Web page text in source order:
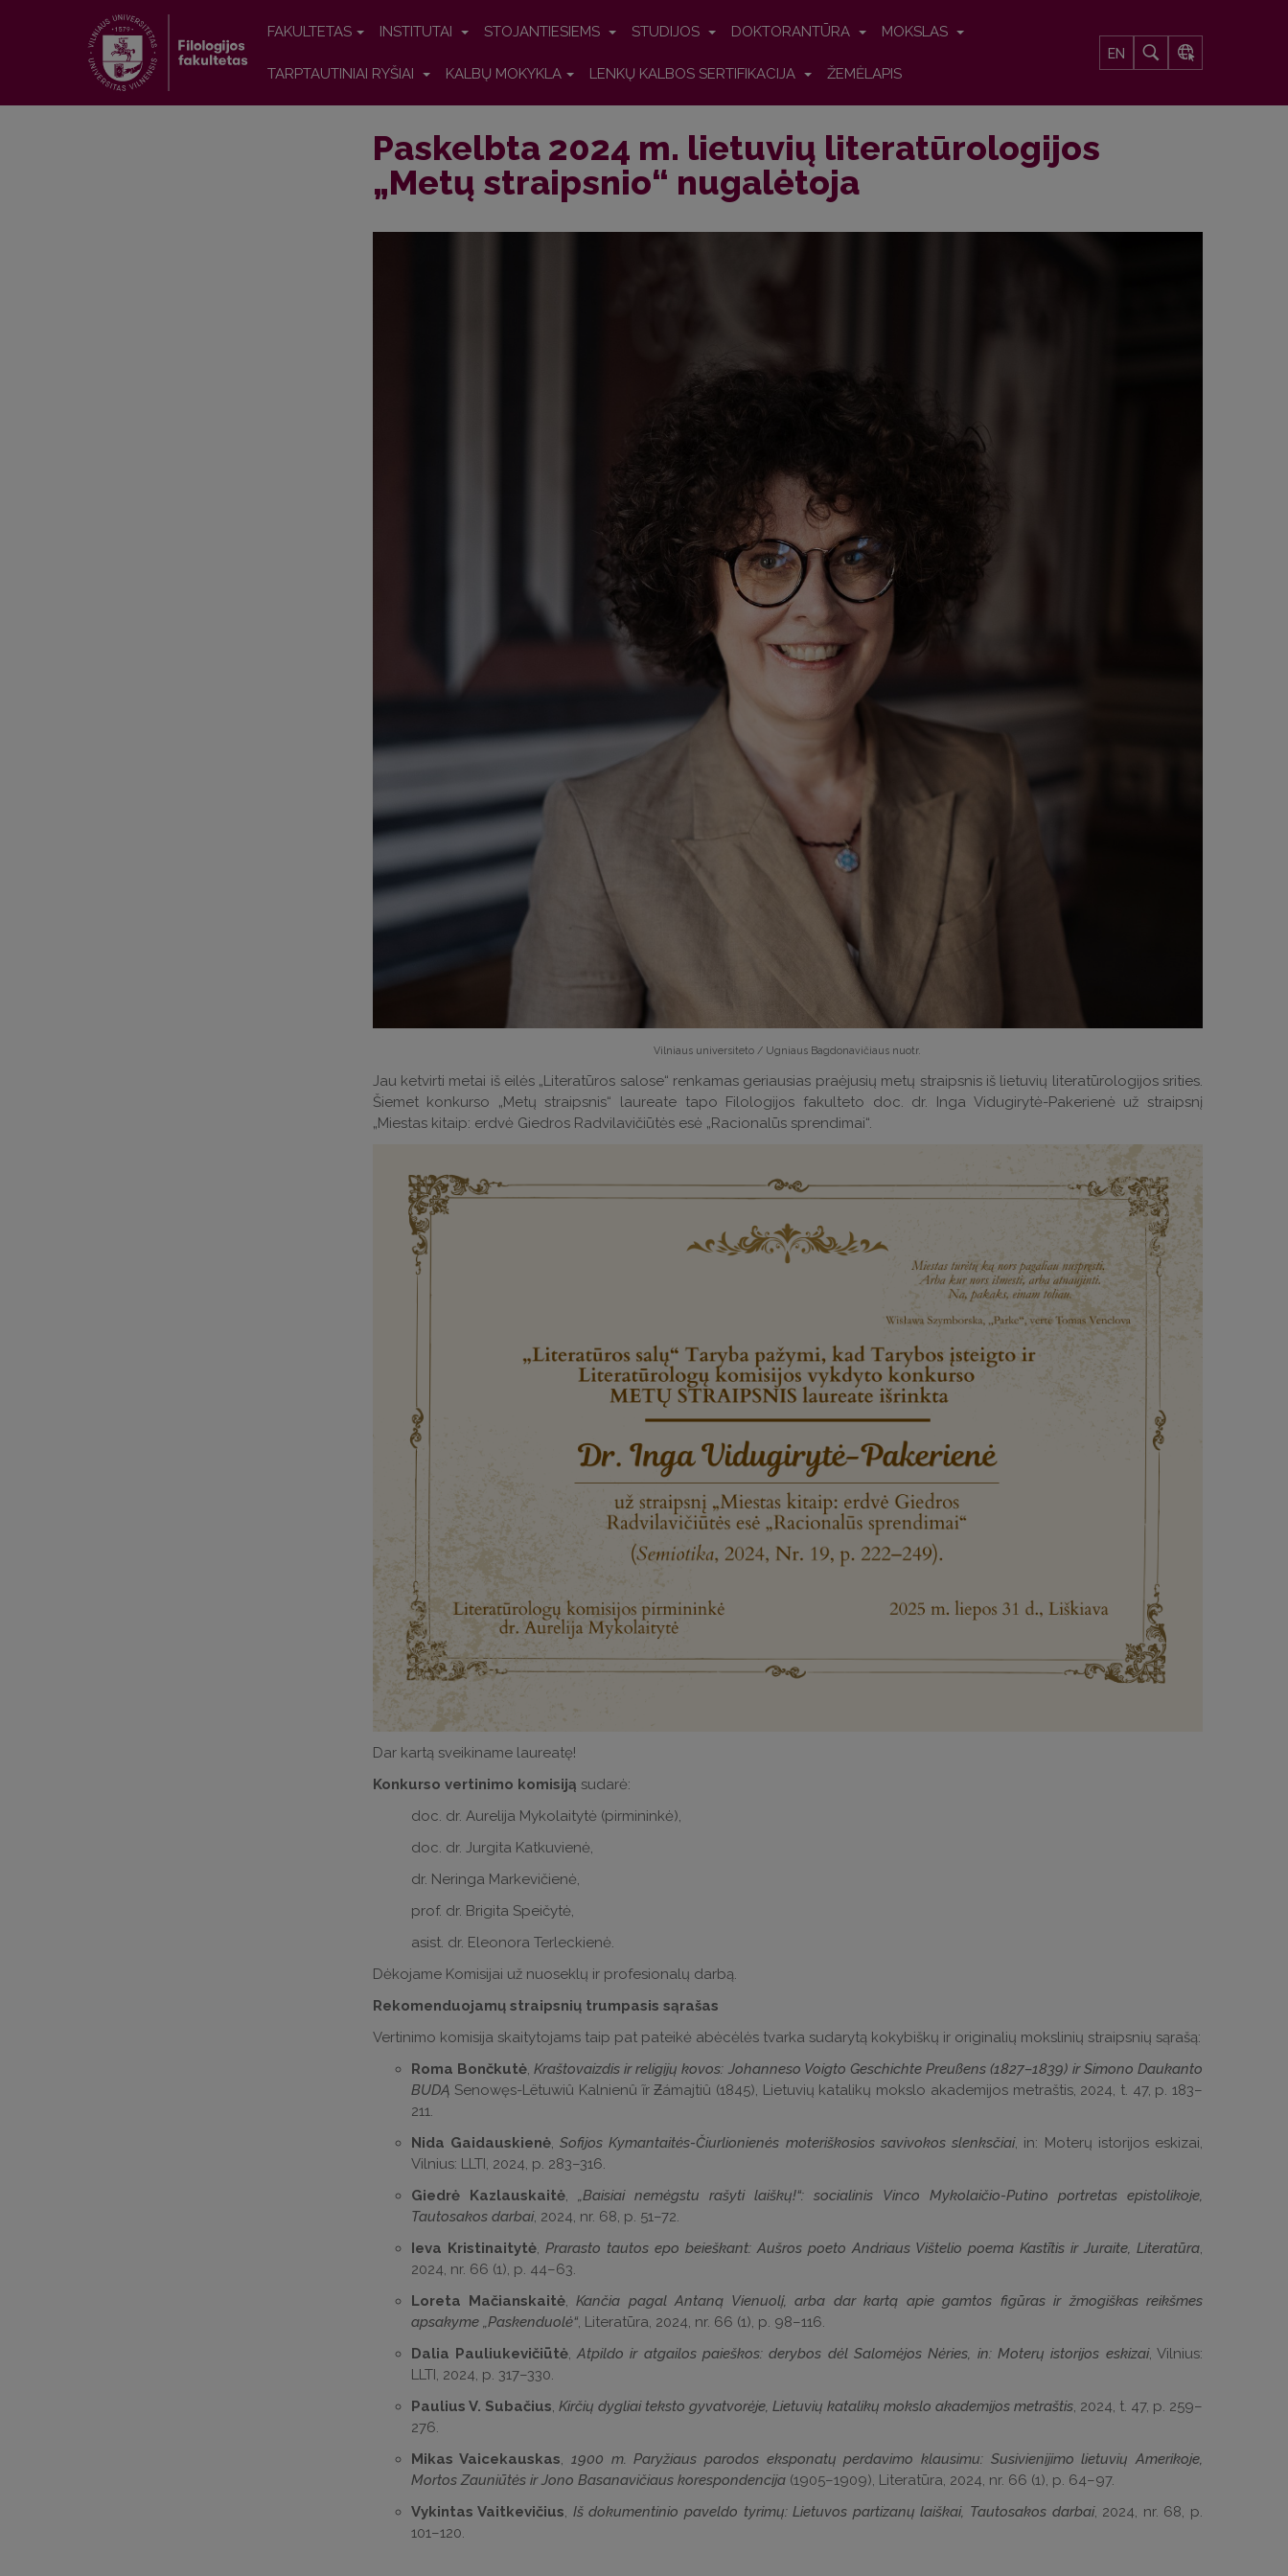
FAKULTETAS INSTITUTAI STOJANTIESIEMS STUDIJOS DOKTORANTŪRA MOKSLAS
TARPTAUTINIAI RYŠIAI KALBŲ MOKYKLA LENKŲ KALBOS SERTIFIKACIJA ŽEMĖLAPIS
EN
Paskelbta 2024 m. lietuvių literatūrologijos
„Metų straipsnio“ nugalėtoja
Vilniaus universiteto / Ugniaus Bagdonavičiaus nuotr.
Jau ketvirti metai iš eilės „Literatūros salose“ renkamas geriausias praėjusių metų straipsnis iš lietuvių literatūrologijos srities.
Šiemet konkurso „Metų straipsnis“ laureate tapo Filologijos fakulteto doc. dr. Inga Vidugirytė-Pakerienė už straipsnį
„Miestas kitaip: erdvė Giedros Radvilavičiūtės esė „Racionalūs sprendimai“.
Dar kartą sveikiname laureatę!
Konkurso vertinimo komisiją sudarė:
doc. dr. Aurelija Mykolaitytė (pirmininkė),
doc. dr. Jurgita Katkuvienė,
dr. Neringa Markevičienė,
prof. dr. Brigita Speičytė,
asist. dr. Eleonora Terleckienė.
Dėkojame Komisijai už nuoseklų ir profesionalų darbą.
Rekomenduojamų straipsnių trumpasis sąrašas
Vertinimo komisija skaitytojams taip pat pateikė abėcėlės tvarka sudarytą kokybiškų ir originalių mokslinių straipsnių sąrašą:
Roma Bončkutė, Kraštovaizdis ir religijų kovos: Johanneso Voigto Geschichte Preußens (1827–1839) ir Simono Daukanto
BUDĄ Senowęs-Lëtuwiû Kalnienû ĩr Ƶámajtiû (1845), Lietuvių katalikų mokslo akademijos metraštis, 2024, t. 47, p. 183–
211.
Nida Gaidauskienė, Sofijos Kymantaitės-Čiurlionienės moteriškosios savivokos slenksčiai, in: Moterų istorijos eskizai,
Vilnius: LLTI, 2024, p. 283–316.
Giedrė Kazlauskaitė,
„Baisiai nemėgstu rašyti laiškų!“: socialinis Vinco Mykolaičio-Putino portretas epistolikoje,
Tautosakos darbai, 2024, nr. 68, p. 51–72.
Ieva Kristinaitytė, Prarasto tautos epo beieškant: Aušros poeto Andriaus Vištelio poema Kastītis ir Juraite, Literatūra
2024, nr. 66 (1), p. 44–63.
Loreta Mačianskaitė,Kančia pagal Antaną Vienuolį, arba dar kartą apie gamtos figūras ir žmogiškas reikšmes
apsakyme „Paskenduolė“, Literatūra, 2024, nr. 66 (1), p. 98–116.
Dalia Pauliukevičiūtė,Atpildo ir atgailos paieškos: derybos dėl Salomėjos Nėries, in: Moterų istorijos eskizai, Vilnius:
LLTI, 2024, p. 317–330.
Paulius V. Subačius Kirčių dygliai teksto gyvatvorėje, Lietuvių katalikų mokslo akademijos metraštis, 2024, t. 47, p. 259–
276.
Mikas Vaicekauskas
1900 m. Paryžiaus parodos eksponatų perdavimo klausimu: Susivienijimo lietuvių Amerikoje,
Mortos Zauniūtės ir Jono Basanavičiaus korespondencija(1905–1909), Literatūra, 2024, nr. 66 (1), p. 64–97.
Vykintas Vaitkevičius Iš dokumentinio paveldo tyrimų: Lietuvos partizanų laiškai, Tautosakos darbai, 2024, nr. 68, p.
101–120.